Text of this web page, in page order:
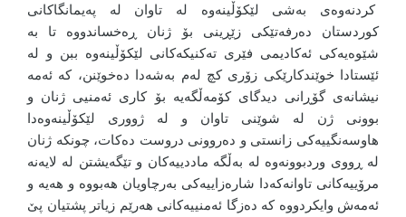
کردنەوەی بەشی لێکۆڵینەوە لە تاوان لە پەیمانگاکانی
کوردستان دەرفەتێکی زێڕینی بۆ ژنان ڕەخساندووە تا بە
شێوەیەکی ئەکادیمی فێری تەکنیکەکانی لێکۆڵینەوە ببن و لە
ئێستادا خوێندکارێکی زۆری کچ لەم بەشەدا دەخوێنن، کە ئەمە
نیشانەی گۆڕانی دیدگای کۆمەڵگەیە بۆ کاری ئەمنیی ژنان و
بوونی ژن لە شوێنی تاوان و لە ژووری لێکۆڵینەوەدا
هاوسەنگییەکی زانستی و دەروونی دروست دەکات، چونکە ژنان
لە ڕووی وردبوونەوە لە بەڵگە ماددییەکان و تێگەیشتن لە لایەنە
مرۆییەکانی تاوانەکەدا شارەزاییەکی بەرچاویان هەبووە و هەیە و
ئەمەش وایکردووە کە دەزگا ئەمنییەکانی هەرێم زیاتر پشتیان پێ